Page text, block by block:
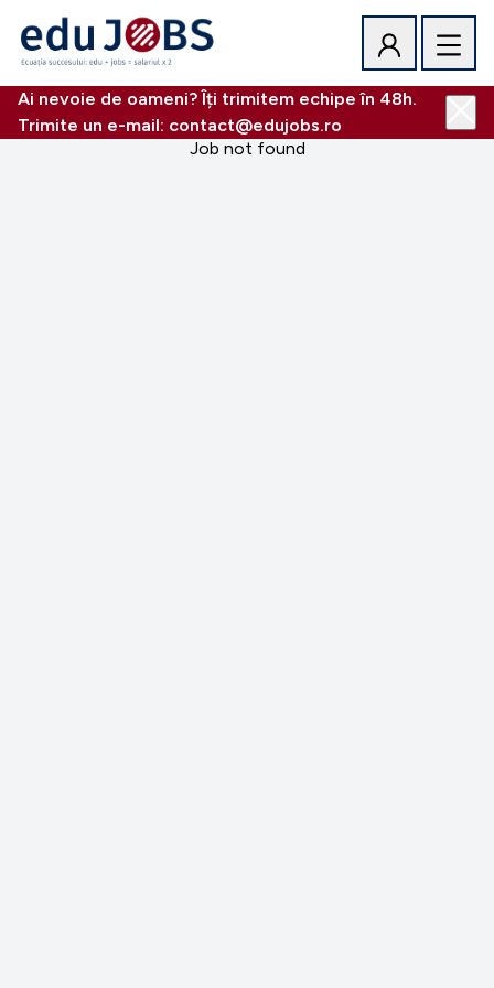
Ai nevoie de oameni? Îți trimitem echipe în 48h.
Trimite un e-mail: contact@edujobs.ro
Job not found